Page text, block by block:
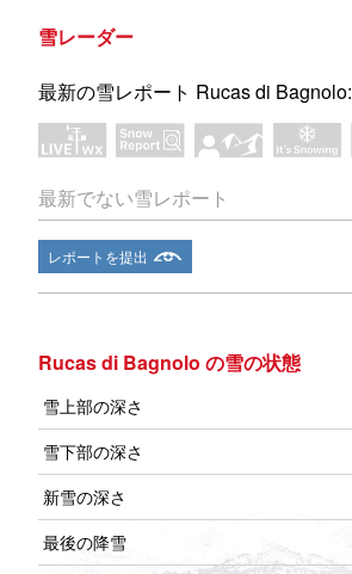
雪レーダー
最新の雪レポート Rucas di Bagnolo:
最新でない雪レポート
レポートを提出
Rucas di Bagnolo の雪の状態
雪上部の深さ
雪下部の深さ
新雪の深さ
最後の降雪